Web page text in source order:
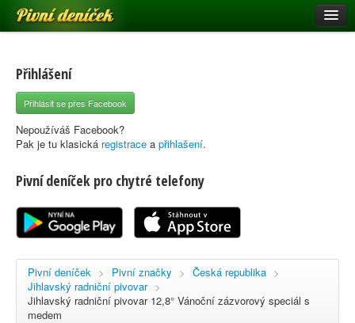
Pivní deníček
Pivní mapa
Pivní značky
Nápověda
Registrace
Přihlášení
Přihlásit se přes Facebook
Nepoužíváš Facebook?
Pak je tu klasická registrace a přihlašení.
Pivní deníček pro chytré telefony
Pivní deníček > Pivní značky > Česká republika >
Jihlavský radniční pivovar >
Jihlavský radniční pivovar 12,8° Vánoční zázvorový speciál s
medem